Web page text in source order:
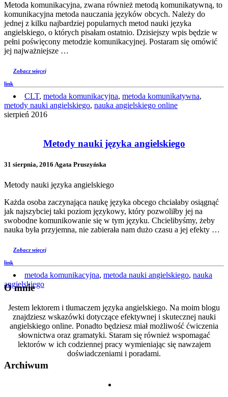
Metoda komunikacyjna, zwana również metodą komunikatywną, to
komunikacyjna metoda nauczania języków obcych. Należy do
jednej z kilku najbardziej popularnych metod nauki języka
angielskiego, o których pisałam ostatnio. Dzisiejszy wpis będzie w
pełni poświęcony metodzie komunikacyjnej. Postaram się omówić
jej najważniejsze …
link
Zobacz więcej
CLT, metoda komunikacyjna, metoda komunikatywna,
metody nauki angielskiego, nauka angielskiego online
sierpień 2016
Metody nauki języka angielskiego
31 sierpnia, 2016 Agata Pruszyńska
Metody nauki języka angielskiego
Każda osoba zaczynająca naukę języka obcego chciałaby osiągnąć
jak najszybciej taki poziom językowy, który pozwoliłby jej na
swobodne komunikowanie się w tym języku. Chcielibyśmy, żeby
nauka była przyjemna, nie zabierała nam dużo czasu a jej efekty …
link
Zobacz więcej
metoda komunikacyjna, metoda nauki angielskiego, nauka
angielskiego
O mnie
Jestem lektorem i tłumaczem języka angielskiego. Na moim blogu
znajdziesz wskazówki dotyczące efektywnej i skutecznej nauki
angielskiego online. Ponadto będziesz miał możliwość ćwiczenia
słownictwa oraz gramatyki. Staram się również wspomagać
lektorów w ich codziennej pracy wymieniając się nawzajem
doświadczeniami i poradami.
Archiwum